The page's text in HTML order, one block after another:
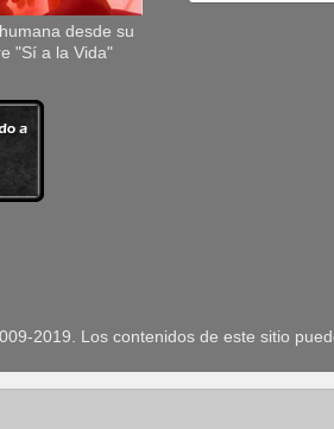
desde su
"Sí a la Vida"
2019. Los contenidos de este sitio